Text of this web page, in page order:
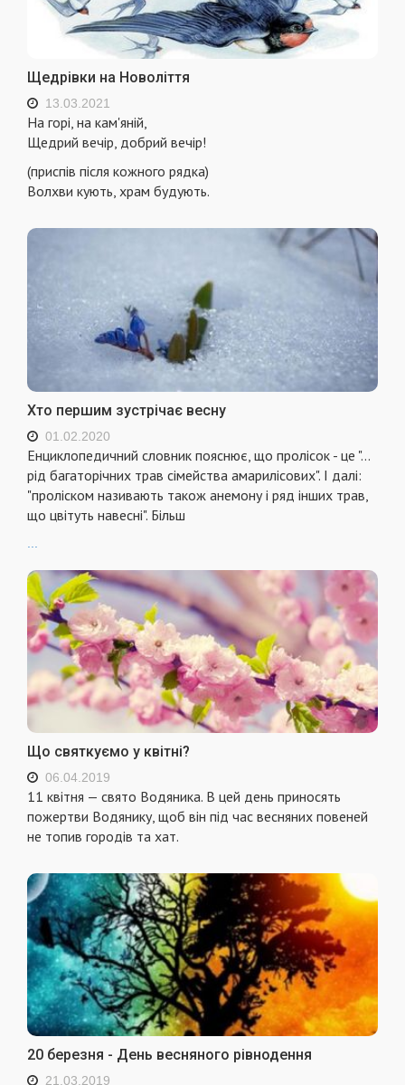
Щедрівки на Новоліття
13.03.2021
На горі, на кам'яній,
Щедрий вечір, добрий вечір!
(приспів після кожного рядка)
Волхви кують, храм будують.
Хто першим зустрічає весну
01.02.2020
Енциклопедичний словник пояснює, що пролісок - це "...
рід багаторічних трав сімейства амарилісових". І далі:
"проліском називають також анемону і ряд інших трав,
що цвітуть навесні". Більш
Що святкуємо у квітні?
06.04.2019
11 квітня — свято Водяника. В цей день приносять
пожертви Водянику, щоб він під час весняних повеней
не топив городів та хат.
20 березня - День весняного рівнодення
21.03.2019